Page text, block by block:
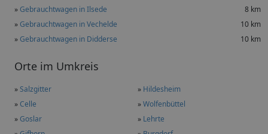
»Gebrauchtwagen in Ilsede
8 km
»Gebrauchtwagen in Vechelde
10 km
»Gebrauchtwagen in Didderse 10 km
Orte im Umkreis
»Salzgitter » Hildesheim
»Celle »Wolfenbüttel
»Goslar » Lehrte